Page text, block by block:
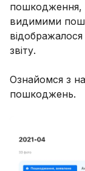
пошкодження,
видимими
звіту.
Ознайомся з
пошкоджень.